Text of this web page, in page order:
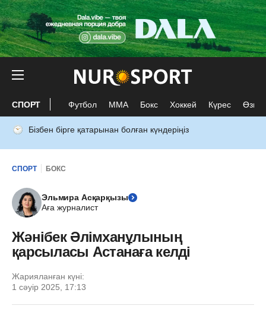
СПОРТ Футбол ММА Бокс Хоккей Күрес Өзге
Бізбен бірге қатарынан болған күндеріңіз
СПОРТ БОКС
Эльмира Асқарқызы
Аға журналист
Жәнібек Әлімханұлының
қарсыласы Астанаға келді
Жарияланған күні:
1 сәуір 2025, 17:13